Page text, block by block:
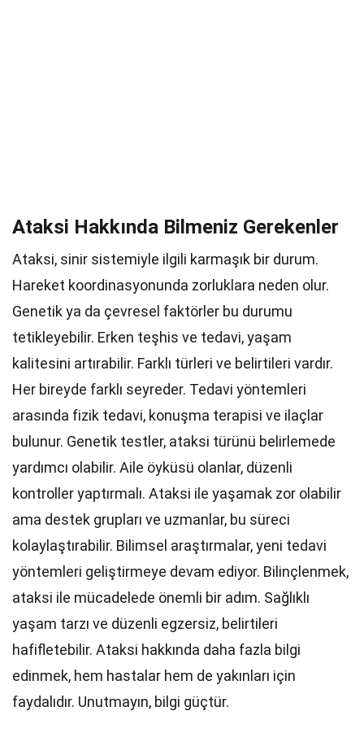
Ataksi Hakkında Bilmeniz Gerekenler
Ataksi, sinir sistemiyle ilgili karmaşık bir durum.
Hareket koordinasyonunda zorluklara neden olur.
Genetik ya da çevresel faktörler bu durumu
tetikleyebilir. Erken teşhis ve tedavi, yaşam
kalitesini artırabilir. Farklı türleri ve belirtileri vardır.
Her bireyde farklı seyreder. Tedavi yöntemleri
arasında fizik tedavi, konuşma terapisi ve ilaçlar
bulunur. Genetik testler, ataksi türünü belirlemede
yardımcı olabilir. Aile öyküsü olanlar, düzenli
kontroller yaptırmalı. Ataksi ile yaşamak zor olabilir
ama destek grupları ve uzmanlar, bu süreci
kolaylaştırabilir. Bilimsel araştırmalar, yeni tedavi
yöntemleri geliştirmeye devam ediyor. Bilinçlenmek,
ataksi ile mücadelede önemli bir adım. Sağlıklı
yaşam tarzı ve düzenli egzersiz, belirtileri
hafifletebilir. Ataksi hakkında daha fazla bilgi
edinmek, hem hastalar hem de yakınları için
faydalıdır. Unutmayın, bilgi güçtür.